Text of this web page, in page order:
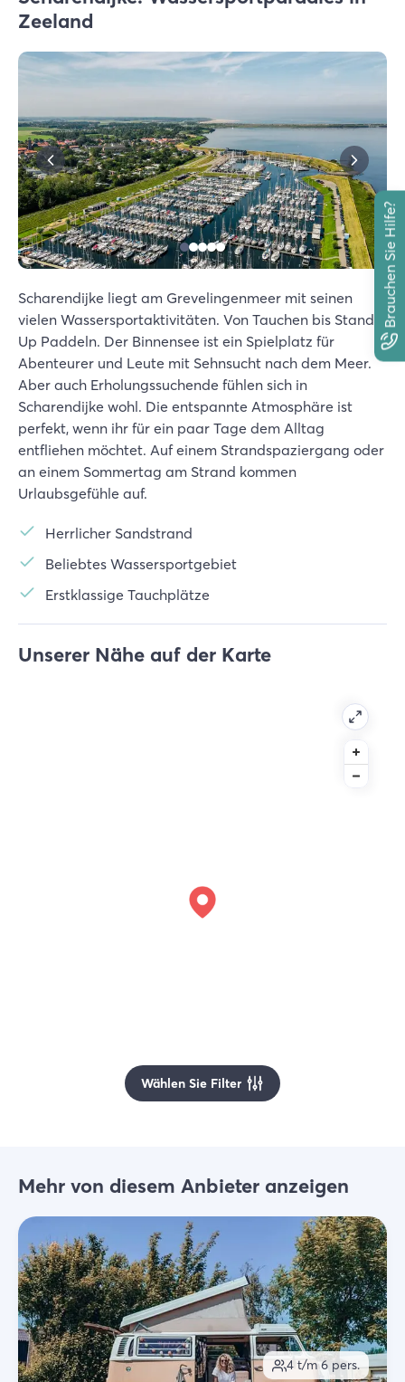
Brauchen Sie Hilfe?
Zeeland
Scharendijke liegt am Grevelingenmeer mit seinen
vielen Wassersportaktivitäten. Von Tauchen bis Stand
Up Paddeln. Der Binnensee ist ein Spielplatz für
Abenteurer und Leute mit Sehnsucht nach dem Meer.
Aber auch Erholungssuchende fühlen sich in
Scharendijke wohl. Die entspannte Atmosphäre ist
perfekt, wenn ihr für ein paar Tage dem Alltag
entfliehen möchtet. Auf einem Strandspaziergang oder
an einem Sommertag am Strand kommen
Urlaubsgefühle auf.
Herrlicher Sandstrand
Beliebtes Wassersportgebiet
Erstklassige Tauchplätze
Unserer Nähe auf der Karte
Wählen Sie Filter
Mehr von diesem Anbieter anzeigen
4 t/m 6 pers.